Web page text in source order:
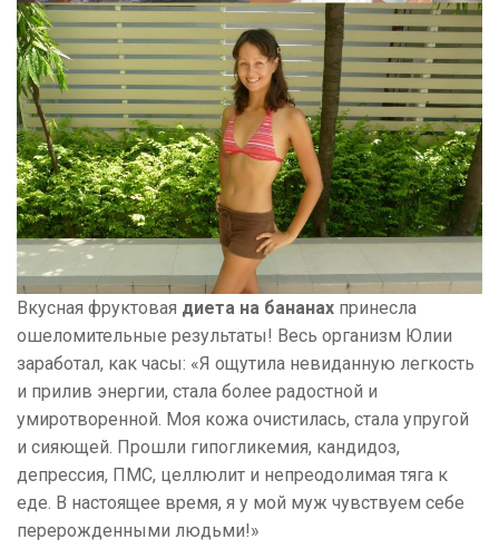
Вкусная фруктовая диета на бананах принесла
ошеломительные результаты! Весь организм Юлии
заработал, как часы: «Я ощутила невиданную легкость
и прилив энергии, стала более радостной и
умиротворенной. Моя кожа очистилась, стала упругой
и сияющей. Прошли гипогликемия, кандидоз,
депрессия, ПМС, целлюлит и непреодолимая тяга к
еде. В настоящее время, я у мой муж чувствуем себе
перерожденными людьми!»